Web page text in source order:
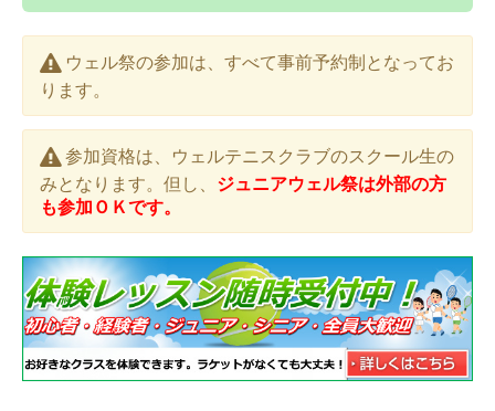
ウェル祭の参加は、すべて事前予約制となってお
ります。
参加資格は、ウェルテニスクラブのスクール生の
みとなります。但し、 ジュニアウェル祭は外部の方
も参加ＯＫです。